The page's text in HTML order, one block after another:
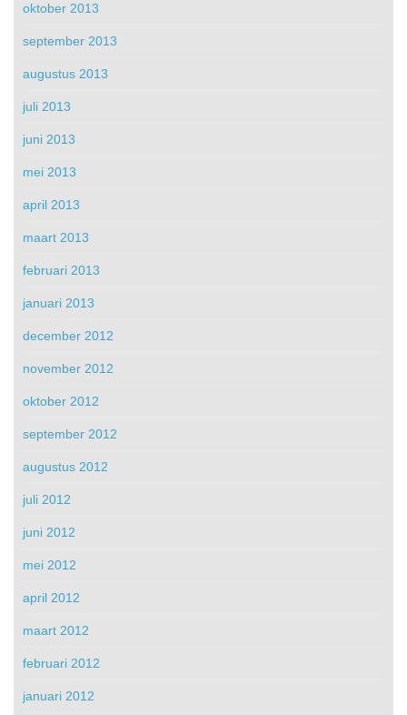
oktober 2013
september 2013
augustus 2013
juli 2013
juni 2013
mei 2013
april 2013
maart 2013
februari 2013
januari 2013
december 2012
november 2012
oktober 2012
september 2012
augustus 2012
juli 2012
juni 2012
mei 2012
april 2012
maart 2012
februari 2012
januari 2012